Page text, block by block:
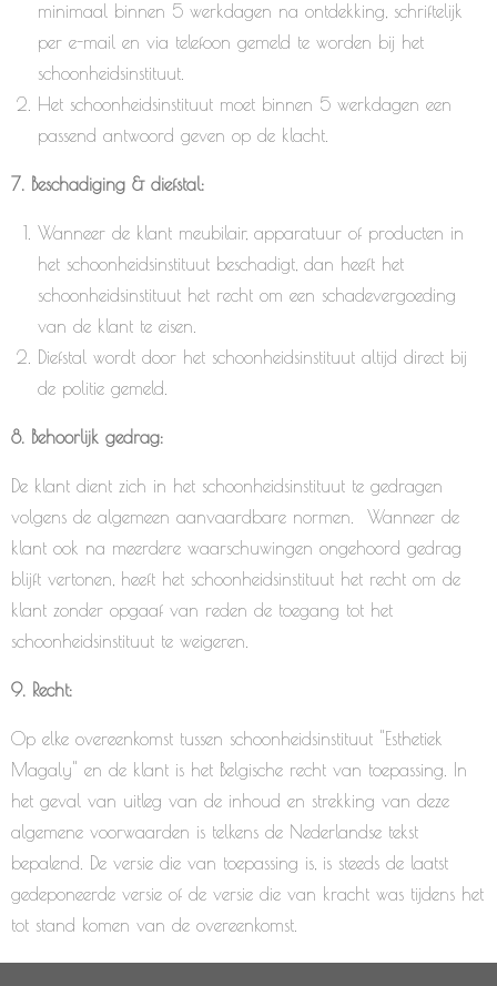
minimaal binnen 5 werkdagen na ontdekking, schriftelijk
per e-mail en via telefoon gemeld te worden bij het
schoonheidsinstituut.
Het schoonheidsinstituut moet binnen 5 werkdagen een
passend antwoord geven op de klacht.
7. Beschadiging & diefstal:
Wanneer de klant meubilair, apparatuur of producten in
het schoonheidsinstituut beschadigt, dan heeft het
schoonheidsinstituut het recht om een schadevergoeding
van de klant te eisen.
Diefstal wordt door het schoonheidsinstituut altijd direct bij
de politie gemeld.
8. Behoorlijk gedrag:
De klant dient zich in het schoonheidsinstituut te gedragen
volgens de algemeen aanvaardbare normen. Wanneer de
klant ook na meerdere waarschuwingen ongehoord gedrag
blijft vertonen, heeft het schoonheidsinstituut het recht om de
klant zonder opgaaf van reden de toegang tot het
schoonheidsinstituut te weigeren.
9. Recht:
Op elke overeenkomst tussen schoonheidsinstituut "Esthetiek
Magaly" en de klant is het Belgische recht van toepassing. In
het geval van uitleg van de inhoud en strekking van deze
algemene voorwaarden is telkens de Nederlandse tekst
bepalend. De versie die van toepassing is, is steeds de laatst
gedeponeerde versie of de versie die van kracht was tijdens het
tot stand komen van de overeenkomst.